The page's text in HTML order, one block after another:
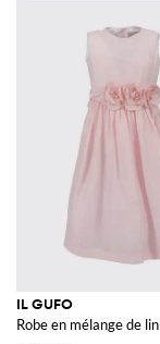
IL GUFO
Robe en mélange de lin